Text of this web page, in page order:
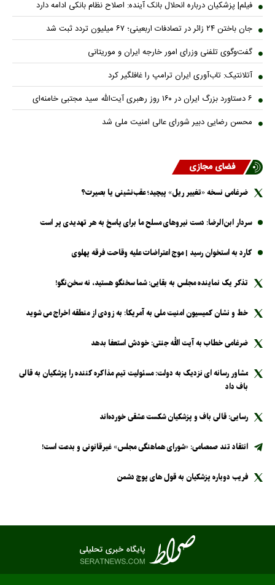
فیلم| پزشکیان درباره انحلال بانک آینده: اصلاح نظام بانکی ادامه دارد
جان باختن ۲۴ زائر در تصادفات اربعینی؛ ۶۷ میلیون تردد ثبت شد
گفت‌وگوی تلفنی وزرای امور خارجه ایران و موریتانی
آتلانتیک: تاب‌آوری ایران ترامپ را غافلگیر کرد
۶ دستاورد بزرگ ایران در ۱۶۰ روز رهبری آیت‌الله سید مجتبی خامنه‌ای
محسن رضایی دبیر شورای عالی امنیت ملی شد
فضای مجازی
ضرغامی نسخه «تغییر ریل» پیچید؛ عقب‌نشینی یا بصیرت؟
سردار ابن‌الرضا: دست نیرو‌های مسلح ما برای پاسخ به هر تهدیدی پر است
کارد به استخوان رسید | موج اعتراضات علیه وقاحت فرقه پهلوی
تذکر یک نماینده مجلس به بقایی: شما سخنگو هستید، نه سخن‌نگو!
خط و نشان کمیسیون امنیت ملی به آمریکا: به زودی از منطقه اخراج می شوید
ضرغامی خطاب به آیت الله جنتی: خودش استعفا بدهد
مشاور رسانه ای نزدیک به دولت: مسئولیت تیم مذاکره کننده را پزشکیان به قالی
باف داد
رسایی: قالی باف و پزشکیان شکست عشقی خورده‌اند
انتقاد تند صمصامی: «شورای هماهنگی مجلس» غیرقانونی و بدعت است!
فریب دوباره پزشکیان به قول های پوچ دشمن